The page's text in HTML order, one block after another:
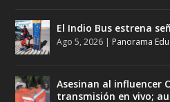
El Indio Bus estrena
Ago 5, 2026 | Panorama
Asesinan al influencer
transmisión en vivo;